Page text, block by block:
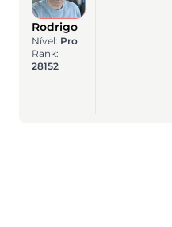
Rodrigo
Nível: Pro
Rank:
28152